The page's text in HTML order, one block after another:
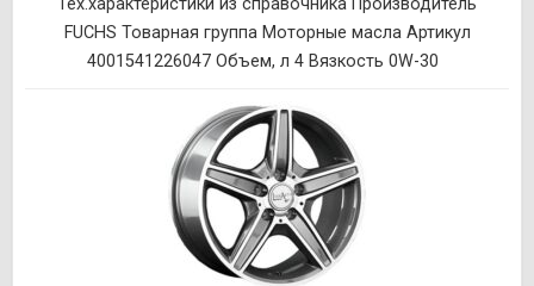
Тех.характеристики из справочника Производитель
FUCHS Товарная группа Моторные масла Артикул
4001541226047 Объем, л 4 Вязкость 0W-30